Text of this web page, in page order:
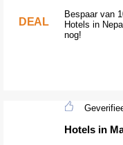
DEAL
Bespaar van
Hotels in
nog!
Hotels in